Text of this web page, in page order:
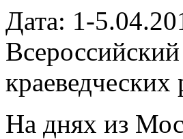
Дата: 1-
На днях из